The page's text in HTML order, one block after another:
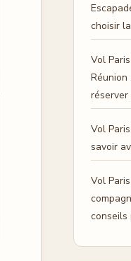
choisir
Vol
réserver
Vol
savoir
Vol
conseils